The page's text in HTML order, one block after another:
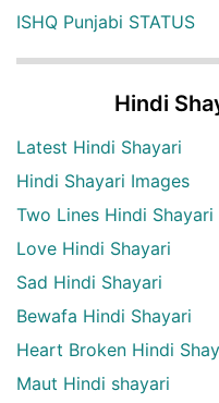
ISHQ Punjabi STATUS
Hindi
Latest Hindi Shayari
Hindi Shayari Images
Two Lines Hindi Shayari
Love Hindi Shayari
Sad Hindi Shayari
Bewafa Hindi Shayari
Heart Broken Hindi
Maut Hindi shayari